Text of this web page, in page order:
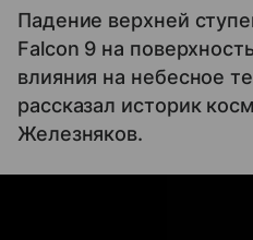
Падение верхней
Falcon 9 на
влияния на небесное
рассказал историк
Железняков.